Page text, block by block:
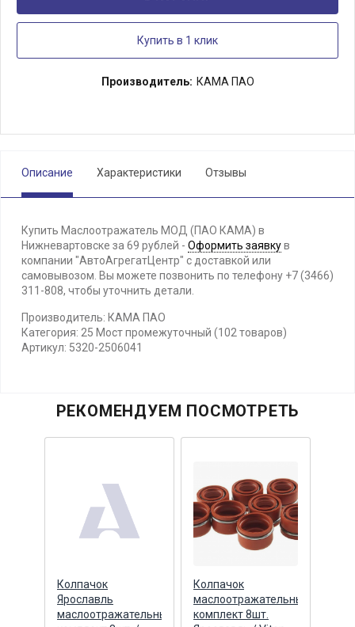
Купить в 1 клик
Производитель: КАМА ПАО
Описание Характеристики Отзывы
Купить Маслоотражатель МОД (ПАО КАМА) в
Нижневартовске за 69 рублей - Оформить заявкув
компании "АвтоАгрегатЦентр" с доставкой или
самовывозом. Вы можете позвонить по телефону +7 (3466)
311-808, чтобы уточнить детали.
Производитель: КАМА ПАО
Категория: 25 Мост промежуточный (102 товаров)
Артикул: 5320-2506041
РЕКОМЕНДУЕМ ПОСМОТРЕТЬ
Колпачок
Ярославль
маслоотражательный
Колпачок
маслоотражательный
комплект 8шт.